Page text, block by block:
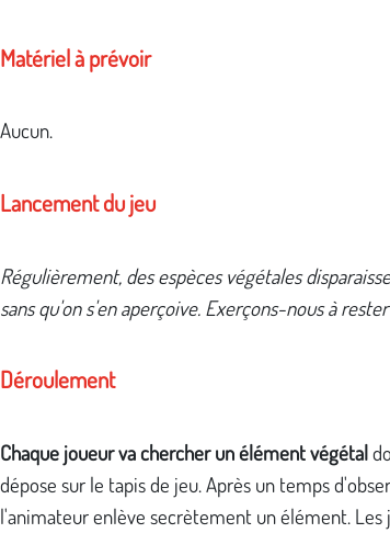
Matériel à prévoir
Aucun.
Lancement du jeu
Régulièrement, des espèces végétales
sans qu'on s'en aperçoive. Exerçons-nous à
Déroulement
Chaque joueur va chercher un élément végétal
dépose sur le tapis de jeu. Après un temps
l'animateur enlève secrètement un élément.